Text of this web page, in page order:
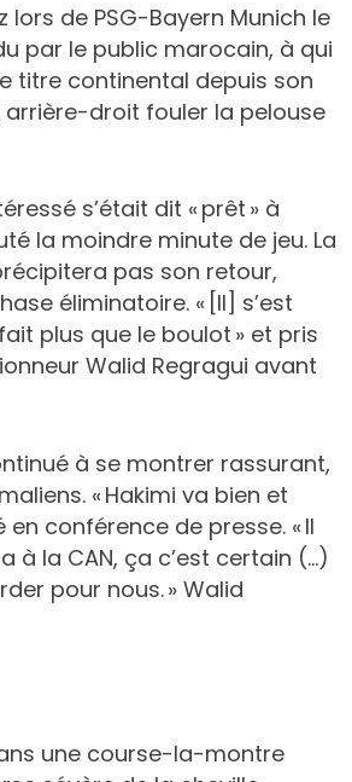
de PSG-Bayern Munich le
par le public marocain, à qui
titre continental depuis son
arrière-droit fouler la pelouse
s’était dit « prêt » à
la moindre minute de jeu. La
pas son retour,
éliminatoire. « [Il] s’est
plus que le boulot » et pris
Walid Regragui avant
à se montrer rassurant,
« Hakimi va bien et
conférence de presse. « Il
la CAN, ça c’est certain (…)
pour nous. » Walid
une course-la-montre